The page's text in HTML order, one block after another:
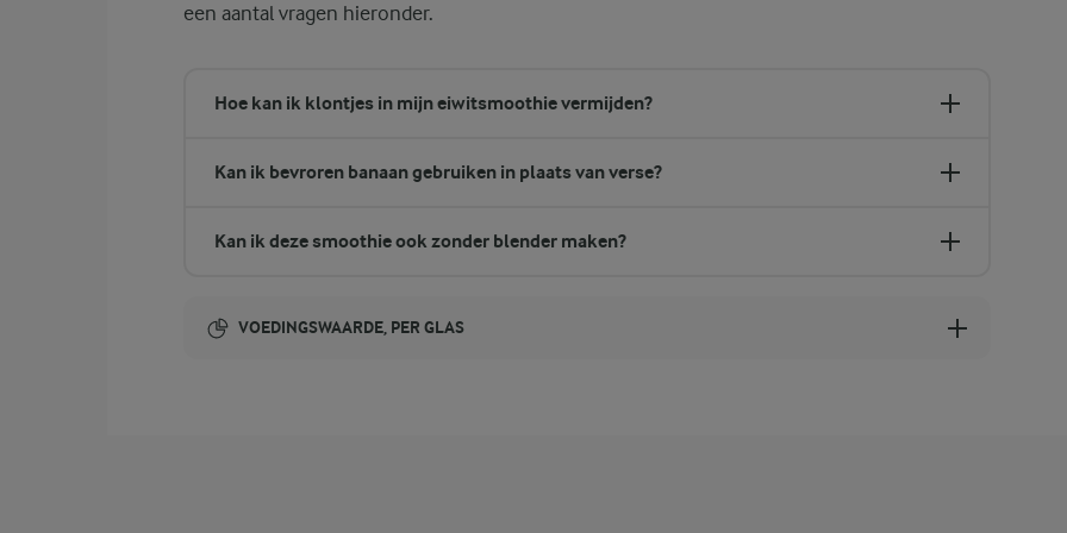
een aantal vragen hieronder.
Hoe kan ik klontjes in mijn eiwitsmoothie vermijden?
Kan ik bevroren banaan gebruiken in plaats van verse?
Kan ik deze smoothie ook zonder blender maken?
VOEDINGSWAARDE, PER GLAS